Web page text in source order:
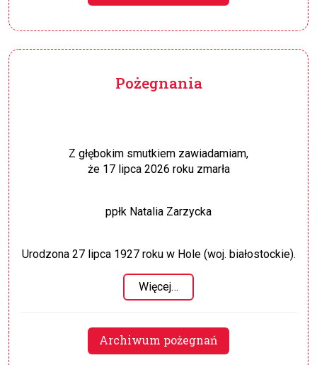
Pożegnania
Z głębokim smutkiem zawiadamiam,
że 17 lipca 2026 roku zmarła
ppłk Natalia Zarzycka
Urodzona 27 lipca 1927 roku w Hole (woj. białostockie).
Więcej…
Archiwum pożegnań